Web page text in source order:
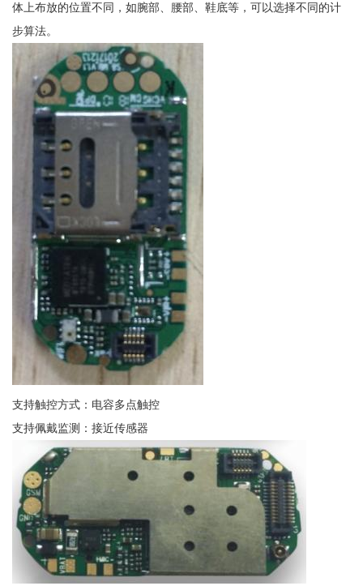
体上布放的位置不同，如腕部、腰部、鞋底等，可以选择不同的计
步算法。
支持触控方式：电容多点触控
支持佩戴监测：接近传感器